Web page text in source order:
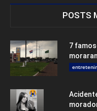
POSTS
7